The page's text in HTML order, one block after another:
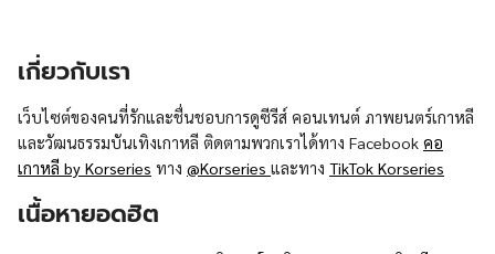
เกี่ยวกับเรา
เว็บไซต์ของคนที่รักและชื่นชอบการดูซีรีส์ คอนเทนต์ ภาพยนตร์เกาหลี
และวัฒนธรรมบันเทิงเกาหลี ติดตามพวกเราได้ทาง Facebook คอ
เกาหลี by Korseries ทาง @Korseries และทาง TikTok Korseries
เนื้อหายอดฮิต